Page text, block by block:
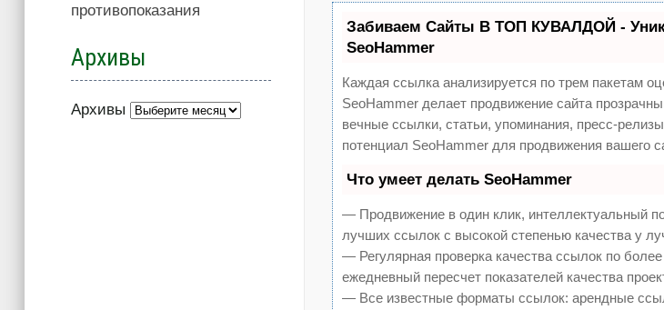
Забиваем Сайты В ТОП КУВАЛДОЙ -
SeoHammer
Каждая ссылка анализируется по трем пакетам
SeoHammer делает продвижение сайта
вечные ссылки, статьи, упоминания, пресс-
потенциал SeoHammer для продвижения вашего
Что умеет делать SeoHammer
— Продвижение в один клик, интеллектуальный
лучших ссылок с высокой степенью качества у
— Регулярная проверка качества ссылок по
ежедневный пересчет показателей качества
— Все известные форматы ссылок: арендные
противопоказания
Архивы
Архивы